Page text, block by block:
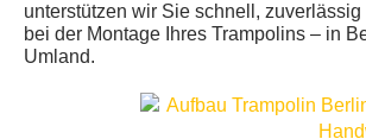
unterstützen wir Sie schnell,
bei der Montage Ihres Trampolins – in
Umland.